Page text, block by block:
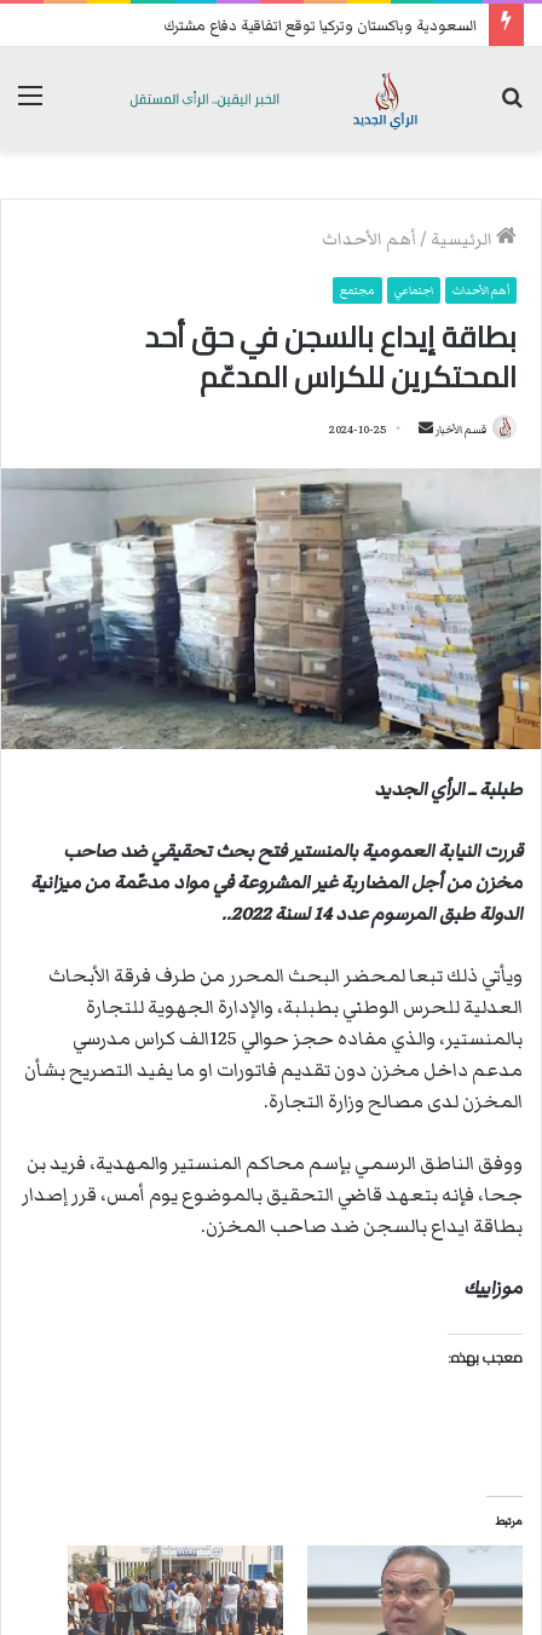
السعودية وباكستان وتركيا توقع اتفاقية دفاع مشترك
الرئيسية /أهم الأحداث
أهم الأحداث اجتماعي مجتمع
بطاقة إيداع بالسجن في حق أحد
المحتكرين للكراس المدعّم
قسم الأخبار
ل
ب
ر
ي
د
ا
إ
ل
ك
ي
ا
2024-10-25
طبلبة ــ الرأي الجديد
قررت النيابة العمومية بالمنستير فتح بحث تحقيقي ضد صاحب
مخزن من أجل المضاربة غير المشروعة في مواد مدعّمة من ميزانية
الدولة طبق المرسوم عدد 14 لسنة 2022..
ويأتي ذلك تبعا لمحضر البحث المحرر من طرف فرقة الأبحاث
العدلية للحرس الوطني بطبلبة، والإدارة الجهوية للتجارة
بالمنستير، والذي مفاده حجز حوالي 125الف كراس مدرسي
مدعم داخل مخزن دون تقديم فاتورات او ما يفيد التصريح بشأن
المخزن لدى مصالح وزارة التجارة.
ووفق الناطق الرسمي بإسم محاكم المنستير والمهدية، فريد بن
جحا، فإنه بتعهد قاضي التحقيق بالموضوع يوم أمس، قرر إصدار
بطاقة ايداع بالسجن ضد صاحب المخزن.
موزاييك
معجب بهذه:
مرتبط